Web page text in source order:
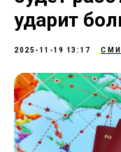
ударит
2025-11-19 13:17